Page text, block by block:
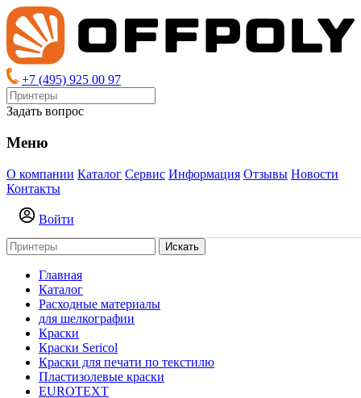
+7 (495) 925 00 97
Задать вопрос
Меню
О компании Каталог Сервис Информация Отзывы Новости
Контакты
Войти
Искать
Главная
Каталог
Расходные материалы
для шелкографии
Краски
Краски Sericol
Краски для печати по текстилю
Пластизолевые краски
EUROTEXT